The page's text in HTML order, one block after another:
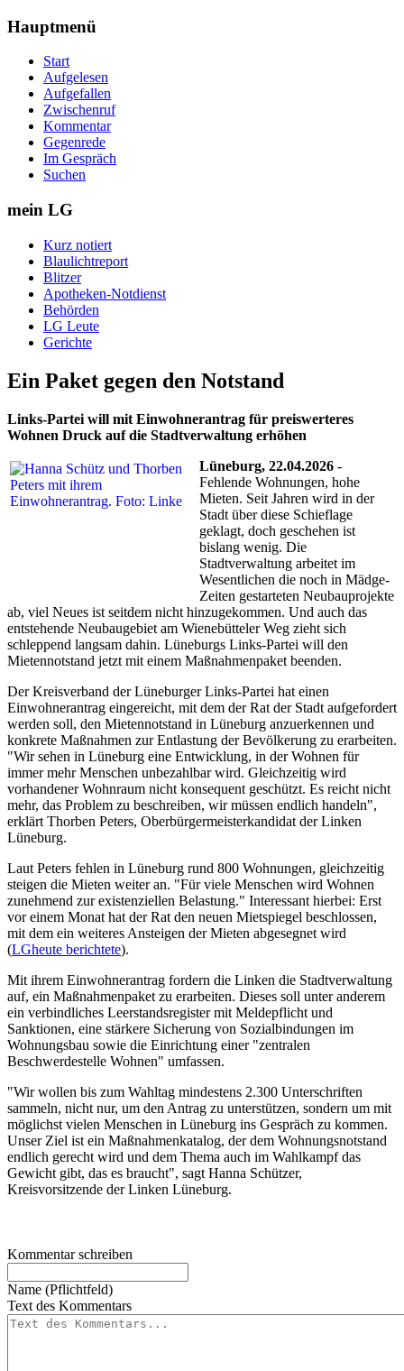
Hauptmenü
Start
Aufgelesen
Aufgefallen
Zwischenruf
Kommentar
Gegenrede
Im Gespräch
Suchen
mein LG
Kurz notiert
Blaulichtreport
Blitzer
Apotheken-Notdienst
Behörden
LG Leute
Gerichte
Ein Paket gegen den Notstand
Links-Partei will mit Einwohnerantrag für preiswerteres
Wohnen Druck auf die Stadtverwaltung erhöhen
Lüneburg, 22.04.2026 -
Fehlende Wohnungen, hohe
Mieten. Seit Jahren wird in der
Stadt über diese Schieflage
geklagt, doch geschehen ist
bislang wenig. Die
Stadtverwaltung arbeitet im
Wesentlichen die noch in Mädge-
Zeiten gestarteten Neubauprojekte
ab, viel Neues ist seitdem nicht hinzugekommen. Und auch das
entstehende Neubaugebiet am Wienebütteler Weg zieht sich
schleppend langsam dahin. Lüneburgs Links-Partei will den
Mietennotstand jetzt mit einem Maßnahmenpaket beenden.
Der Kreisverband der Lüneburger Links-Partei hat einen
Einwohnerantrag eingereicht, mit dem der Rat der Stadt aufgefordert
werden soll, den Mietennotstand in Lüneburg anzuerkennen und
konkrete Maßnahmen zur Entlastung der Bevölkerung zu erarbeiten.
"Wir sehen in Lüneburg eine Entwicklung, in der Wohnen für
immer mehr Menschen unbezahlbar wird. Gleichzeitig wird
vorhandener Wohnraum nicht konsequent geschützt. Es reicht nicht
mehr, das Problem zu beschreiben, wir müssen endlich handeln",
erklärt Thorben Peters, Oberbürgermeisterkandidat der Linken
Lüneburg.
Laut Peters fehlen in Lüneburg rund 800 Wohnungen, gleichzeitig
steigen die Mieten weiter an. "Für viele Menschen wird Wohnen
zunehmend zur existenziellen Belastung." Interessant hierbei: Erst
vor einem Monat hat der Rat den neuen Mietspiegel beschlossen,
mit dem ein weiteres Ansteigen der Mieten abgesegnet wird
(LGheute berichtete).
Mit ihrem Einwohnerantrag fordern die Linken die Stadtverwaltung
auf, ein Maßnahmenpaket zu erarbeiten. Dieses soll unter anderem
ein verbindliches Leerstandsregister mit Meldepflicht und
Sanktionen, eine stärkere Sicherung von Sozialbindungen im
Wohnungsbau sowie die Einrichtung einer "zentralen
Beschwerdestelle Wohnen" umfassen.
"Wir wollen bis zum Wahltag mindestens 2.300 Unterschriften
sammeln, nicht nur, um den Antrag zu unterstützen, sondern um mit
möglichst vielen Menschen in Lüneburg ins Gespräch zu kommen.
Unser Ziel ist ein Maßnahmenkatalog, der dem Wohnungsnotstand
endlich gerecht wird und dem Thema auch im Wahlkampf das
Gewicht gibt, das es braucht", sagt Hanna Schützer,
Kreisvorsitzende der Linken Lüneburg.
Kommentar schreiben
Name (Pflichtfeld)
Text des Kommentars